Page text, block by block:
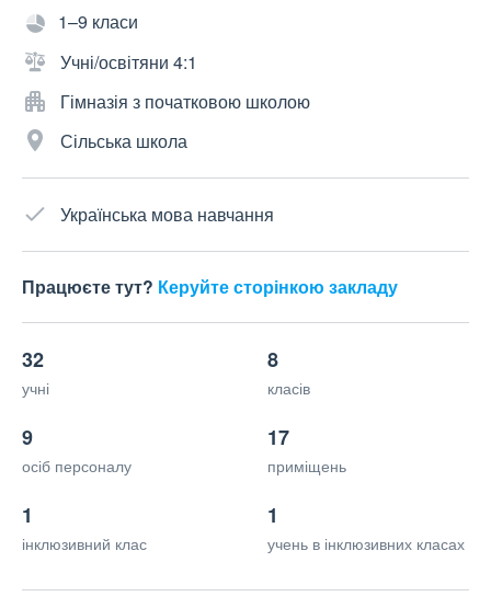
1–9 класи
Учні/освітяни 4:1
Гімназія з початковою школою
Сільська школа
Українська мова навчання
Працюєте тут? Керуйте сторінкою закладу
32
учні
8
класів
9
осіб персоналу
17
приміщень
1
інклюзивний клас
1
учень в інклюзивних класах